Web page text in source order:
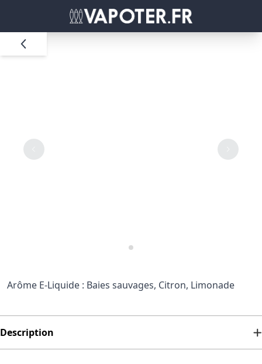
Arôme E-Liquide : Baies sauvages, Citron, Limonade
Description